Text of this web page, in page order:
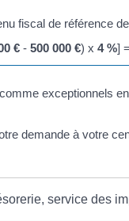
fiscal de référence
€ -500 000 €) x4 %]
exceptionnels
demande à votre
service des